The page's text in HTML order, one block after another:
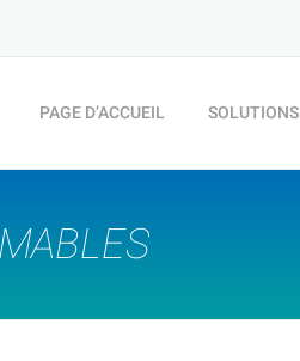
PAGE D’ACCUEIL SOLUTIONS